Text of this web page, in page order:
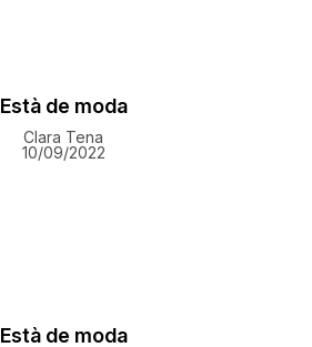
Està de moda
Clara Tena
10/09/2022
Està de moda